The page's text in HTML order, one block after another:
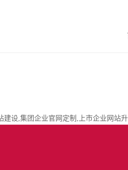
,集团企业官网定制,上市企业网站